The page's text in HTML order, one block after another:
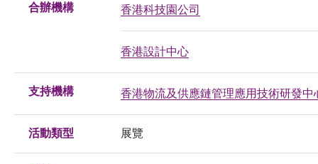
合辦機構 香港科技園公司
香港設計中心
支持機構 香港物流及供應鏈管理應用技術研發中
活動類型 展覽